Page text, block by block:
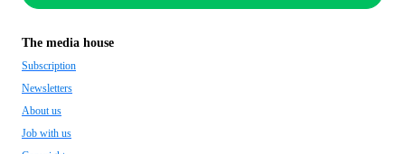
The media house
Subscription
Newsletters
About us
Job with us